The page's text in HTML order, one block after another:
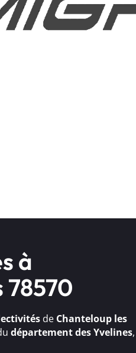
à
78570
de Chanteloup les
département des Yvelines,